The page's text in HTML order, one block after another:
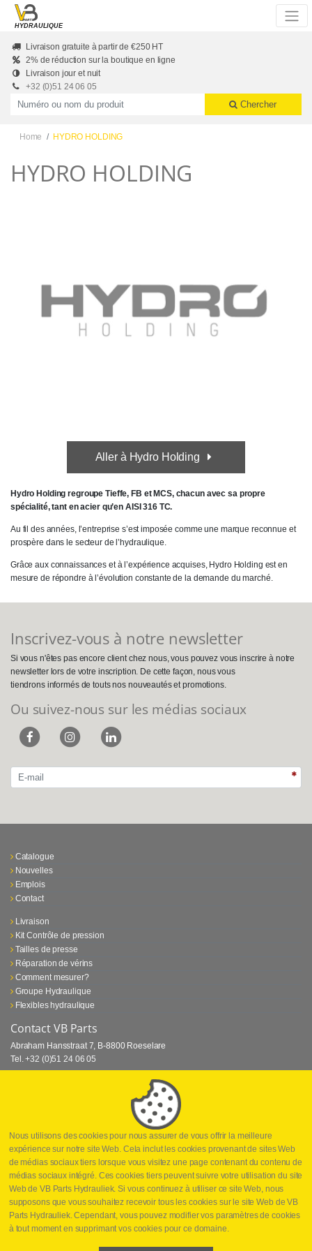
Skip to main content
HYDRAULIQUE
Livraison gratuite à partir de €250 HT
2% de réduction sur la boutique en ligne
Livraison jour et nuit
+32 (0)51 24 06 05
Productnummer of naam
Chercher
Home HYDRO HOLDING
HYDRO HOLDING
Hydro Holding regroupe Tieffe, FB et MCS, chacun avec sa propre
spécialité, tant en acier qu’en AISI 316 TC.
Au fil des années, l’entreprise s’est imposée comme une marque reconnue et
prospère dans le secteur de l’hydraulique.
Grâce aux connaissances et à l’expérience acquises, Hydro Holding est en
mesure de répondre à l’évolution constante de la demande du marché.
Aller à Hydro Holding
Inscrivez-vous à notre newsletter
Si vous n'êtes pas encore client chez nous, vous pouvez vous inscrire à notre
newsletter lors de votre inscription. De cette façon, nous vous
tiendrons informés de touts nos nouveautés et promotions.
Ou suivez-nous sur les médias sociaux
Catalogue
Nouvelles
Emplois
Contact
Livraison
Kit Contrôle de pression
Tailles de presse
Réparation de vérins
Comment mesurer?
Groupe Hydraulique
Flexibles hydraulique
Contact VB Parts
Abraham Hansstraat 7, B-8800 Roeselare
Tel. +32 (0)51 24 06 05
⏳ Dernier mois de promotion Webtec!
Promotion Webtec Equipements De Test Portatifs
⏳Dernière chance pour notre promotion sur
les raccords rapides!
1 juin 2026
Lire plus
Copyright ©2026VB Parts hydraulique Disclaimer
Nous utilisons des cookies pour nous assurer de vous offrir la meilleure
expérience sur notre site Web. Cela inclut les cookies provenant de sites Web
de médias sociaux tiers lorsque vous visitez une page contenant du contenu de
médias sociaux intégré. Ces cookies tiers peuvent suivre votre utilisation du site
Web de VB Parts Hydrauliek. Si vous continuez à utiliser ce site Web, nous
supposons que vous souhaitez recevoir tous les cookies sur le site Web de VB
Parts Hydrauliek. Cependant, vous pouvez modifier vos paramètres de cookies
à tout moment en supprimant vos cookies pour ce domaine.